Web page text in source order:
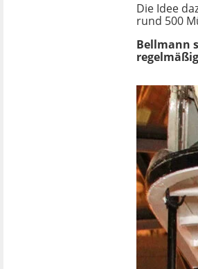
Die Idee
rund 500
Bellmann